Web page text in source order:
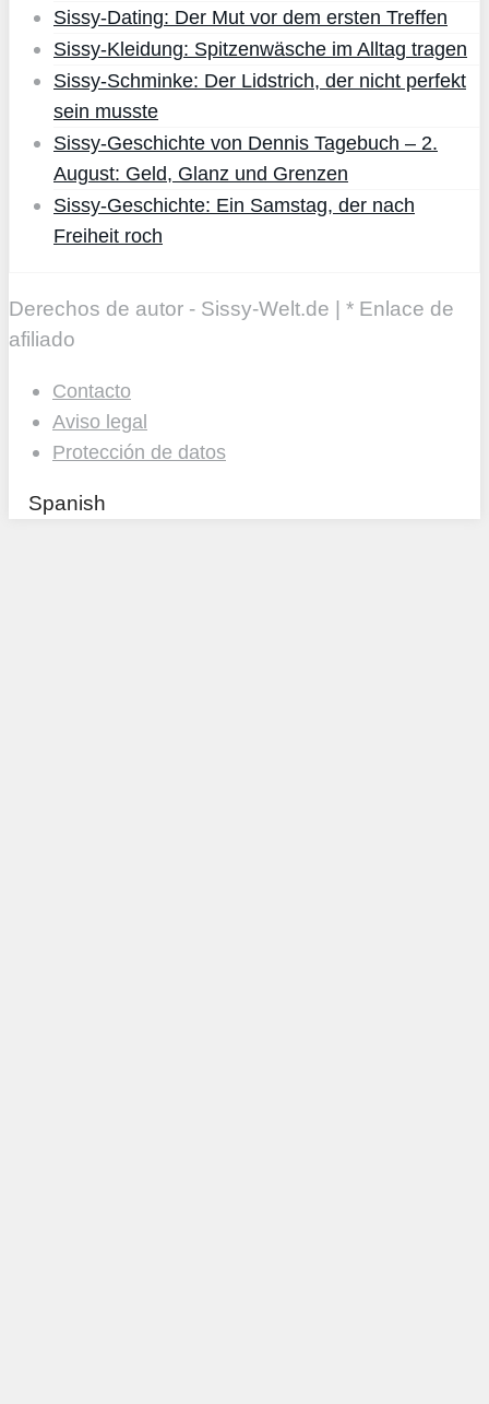
Sissy-Dating: Der Mut vor dem ersten Treffen
Sissy-Kleidung: Spitzenwäsche im Alltag tragen
Sissy-Schminke: Der Lidstrich, der nicht perfekt
sein musste
Sissy-Geschichte von Dennis Tagebuch – 2.
August: Geld, Glanz und Grenzen
Sissy-Geschichte: Ein Samstag, der nach
Freiheit roch
Derechos de autor - Sissy-Welt.de | * Enlace de
afiliado
Contacto
Aviso legal
Protección de datos
Spanish